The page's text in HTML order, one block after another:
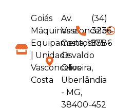
Goiás
Máquinas e
Equipamentos
| Unidade
Vasconcelos
Costa
Av.
Vasconcelos
Costa, 1975 -
Osvaldo
Oliveira,
Uberlândia
- MG,
38400-452
(34)
3236-
8586